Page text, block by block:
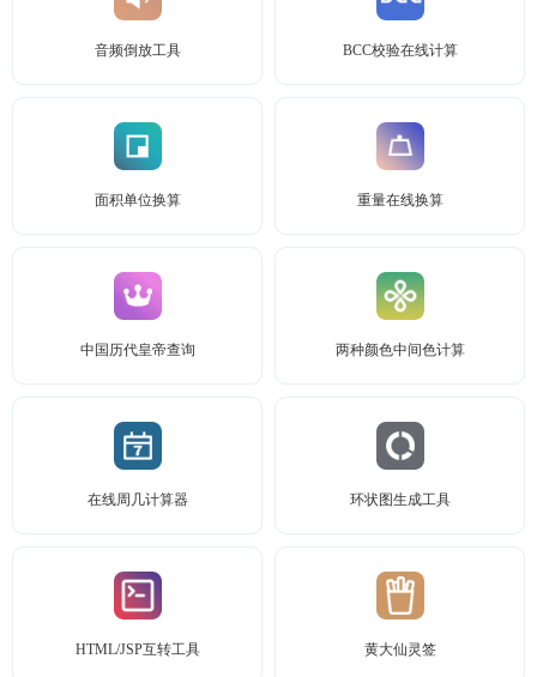
音频倒放工具 BCC校验在线计算
面积单位换算 重量在线换算
中国历代皇帝查询 两种颜色中间色计算
在线周几计算器 环状图生成工具
HTML/JSP互转工具 黄大仙灵签